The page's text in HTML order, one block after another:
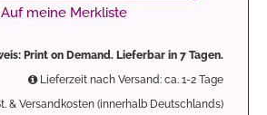
Auf meine Merkliste
Print on Demand. Lieferbar in 7 Tagen.
Lieferzeit nach Versand: ca. 1-2 Tage
& Versandkosten (innerhalb Deutschlands)